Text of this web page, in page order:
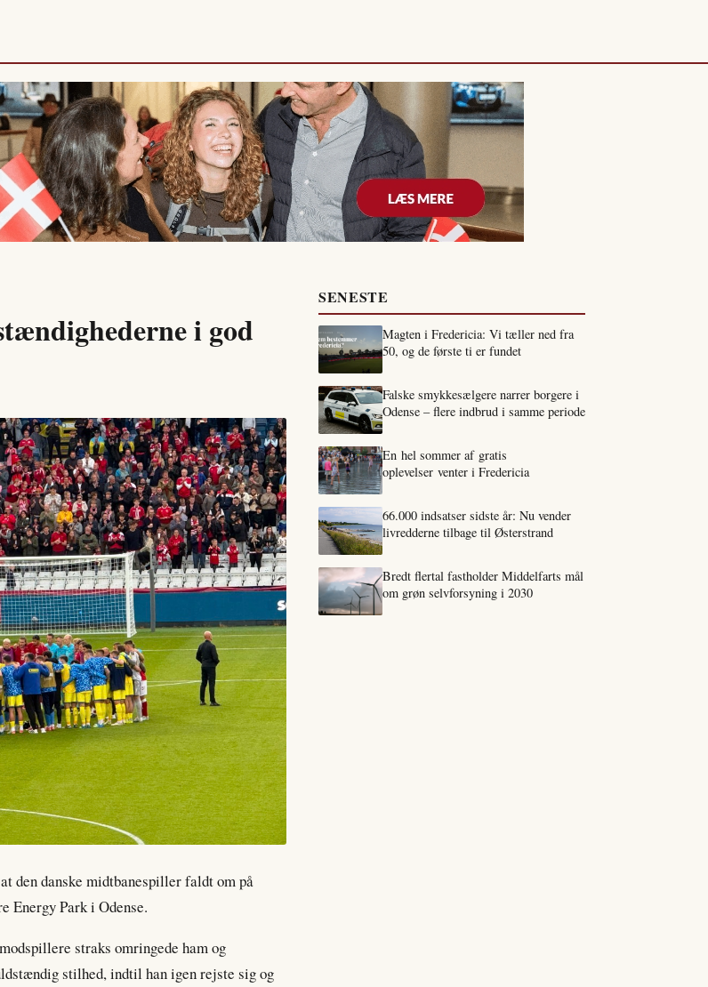
i god
den danske midtbanespiller faldt om på
Energy Park i Odense.
straks omringede ham og
stilhed, indtil han igen rejste sig og
SENESTE
Magten i Fredericia: Vi tæller ned fra
50, og de første ti er fundet
Falske smykkesælgere narrer borgere i
Odense – flere indbrud i samme periode
En hel sommer af gratis
oplevelser venter i Fredericia
66.000 indsatser sidste år: Nu vender
livredderne tilbage til Østerstrand
Bredt flertal fastholder Middelfarts mål
om grøn selvforsyning i 2030